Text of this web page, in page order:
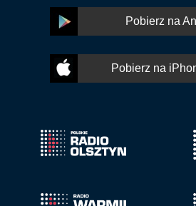
Pobierz na
Pobierz na